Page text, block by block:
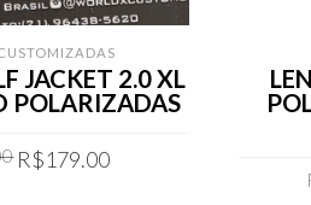
JACKET 2.0 XL
POLARIZADAS
Original
R$179.00